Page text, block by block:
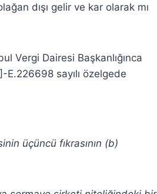
dışı gelir ve kar olarak mı
Vergi Dairesi Başkanlığınca
sayılı özelgede
üçüncü fıkrasının (b)